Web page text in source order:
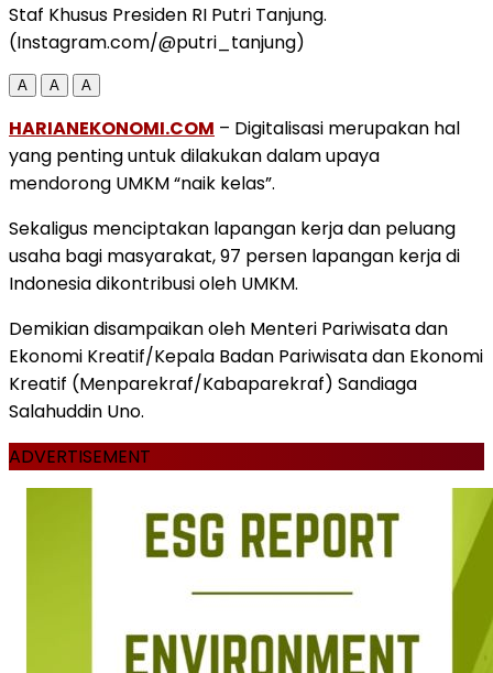
Staf Khusus Presiden RI Putri Tanjung.
(Instagram.com/@putri_tanjung)
A A A
HARIANEKONOMI.COM – Digitalisasi merupakan hal
yang penting untuk dilakukan dalam upaya
mendorong UMKM “naik kelas”.
Sekaligus menciptakan lapangan kerja dan peluang
usaha bagi masyarakat, 97 persen lapangan kerja di
Indonesia dikontribusi oleh UMKM.
Demikian disampaikan oleh Menteri Pariwisata dan
Ekonomi Kreatif/Kepala Badan Pariwisata dan Ekonomi
Kreatif (Menparekraf/Kabaparekraf) Sandiaga
Salahuddin Uno.
ADVERTISEMENT